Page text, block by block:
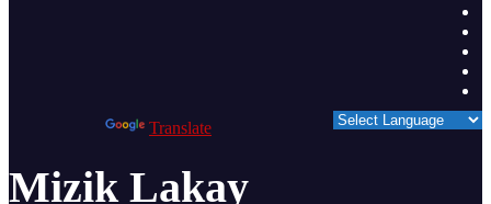
Translate
Mizik Lakay